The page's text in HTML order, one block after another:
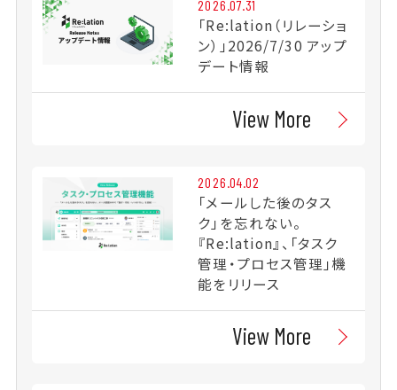
2026.07.31
「Re:lation（リレーショ
ン）」2026/7/30 アップ
デート情報
View More
2026.04.02
「メールした後のタス
ク」を忘れない。
『Re:lation』、「タスク
管理・プロセス管理」機
能をリリース
View More